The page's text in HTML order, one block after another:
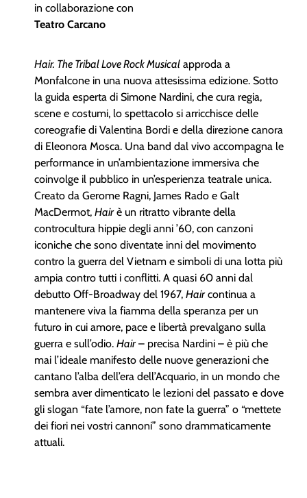
in collaborazione con
Teatro Carcano
Hair. The Tribal Love Rock Musical approda a
Monfalcone in una nuova attesissima edizione. Sotto
la guida esperta di Simone Nardini, che cura regia,
scene e costumi, lo spettacolo si arricchisce delle
coreografie di Valentina Bordi e della direzione canora
di Eleonora Mosca. Una band dal vivo accompagna le
performance in un’ambientazione immersiva che
coinvolge il pubblico in un’esperienza teatrale unica.
Creato da Gerome Ragni, James Rado e Galt
MacDermot, Hairè un ritratto vibrante della
controcultura hippie degli anni ’60, con canzoni
iconiche che sono diventate inni del movimento
contro la guerra del Vietnam e simboli di una lotta più
ampia contro tutti i conflitti. A quasi 60 anni dal
debutto Off-Broadway del 1967, Haircontinua a
mantenere viva la fiamma della speranza per un
futuro in cui amore, pace e libertà prevalgano sulla
guerra e sull’odio. Hair– precisa Nardini – è più che
mai l’ideale manifesto delle nuove generazioni che
cantano l’alba dell’era dell’Acquario, in un mondo che
sembra aver dimenticato le lezioni del passato e dove
gli slogan “fate l’amore, non fate la guerra” o “mettete
dei fiori nei vostri cannoni” sono drammaticamente
attuali.